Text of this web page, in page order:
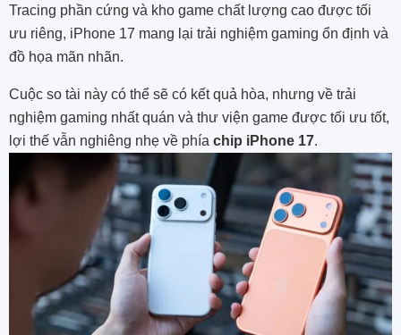
Tracing phần cứng và kho game chất lượng cao được tối
ưu riêng, iPhone 17 mang lại trải nghiệm gaming ổn định và
đồ họa mãn nhãn.
Cuộc so tài này có thể sẽ có kết quả hòa, nhưng về trải
nghiệm gaming nhất quán và thư viện game được tối ưu tốt,
lợi thế vẫn nghiêng nhẹ về phía chip iPhone 17.